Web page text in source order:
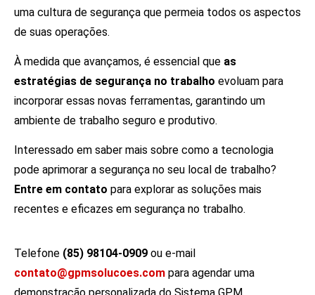
uma cultura de segurança que permeia todos os aspectos
de suas operações.
À medida que avançamos, é essencial que as
estratégias de segurança no trabalho evoluam para
incorporar essas novas ferramentas, garantindo um
ambiente de trabalho seguro e produtivo.
Interessado em saber mais sobre como a tecnologia
pode aprimorar a segurança no seu local de trabalho?
Entre em contato para explorar as soluções mais
recentes e eficazes em segurança no trabalho.
Telefone (85) 98104-0909 ou e-mail
contato@gpmsolucoes.com para agendar uma